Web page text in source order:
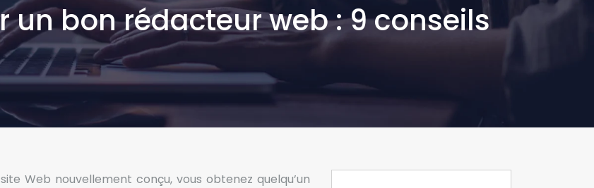
un bon rédacteur web : 9 conseils
Web nouvellement conçu, vous obtenez quelqu’un